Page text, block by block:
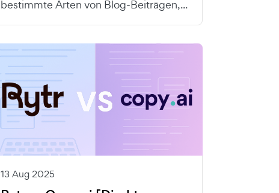
bestimmte Arten von Blog-Beiträgen,...
13 Aug 2025